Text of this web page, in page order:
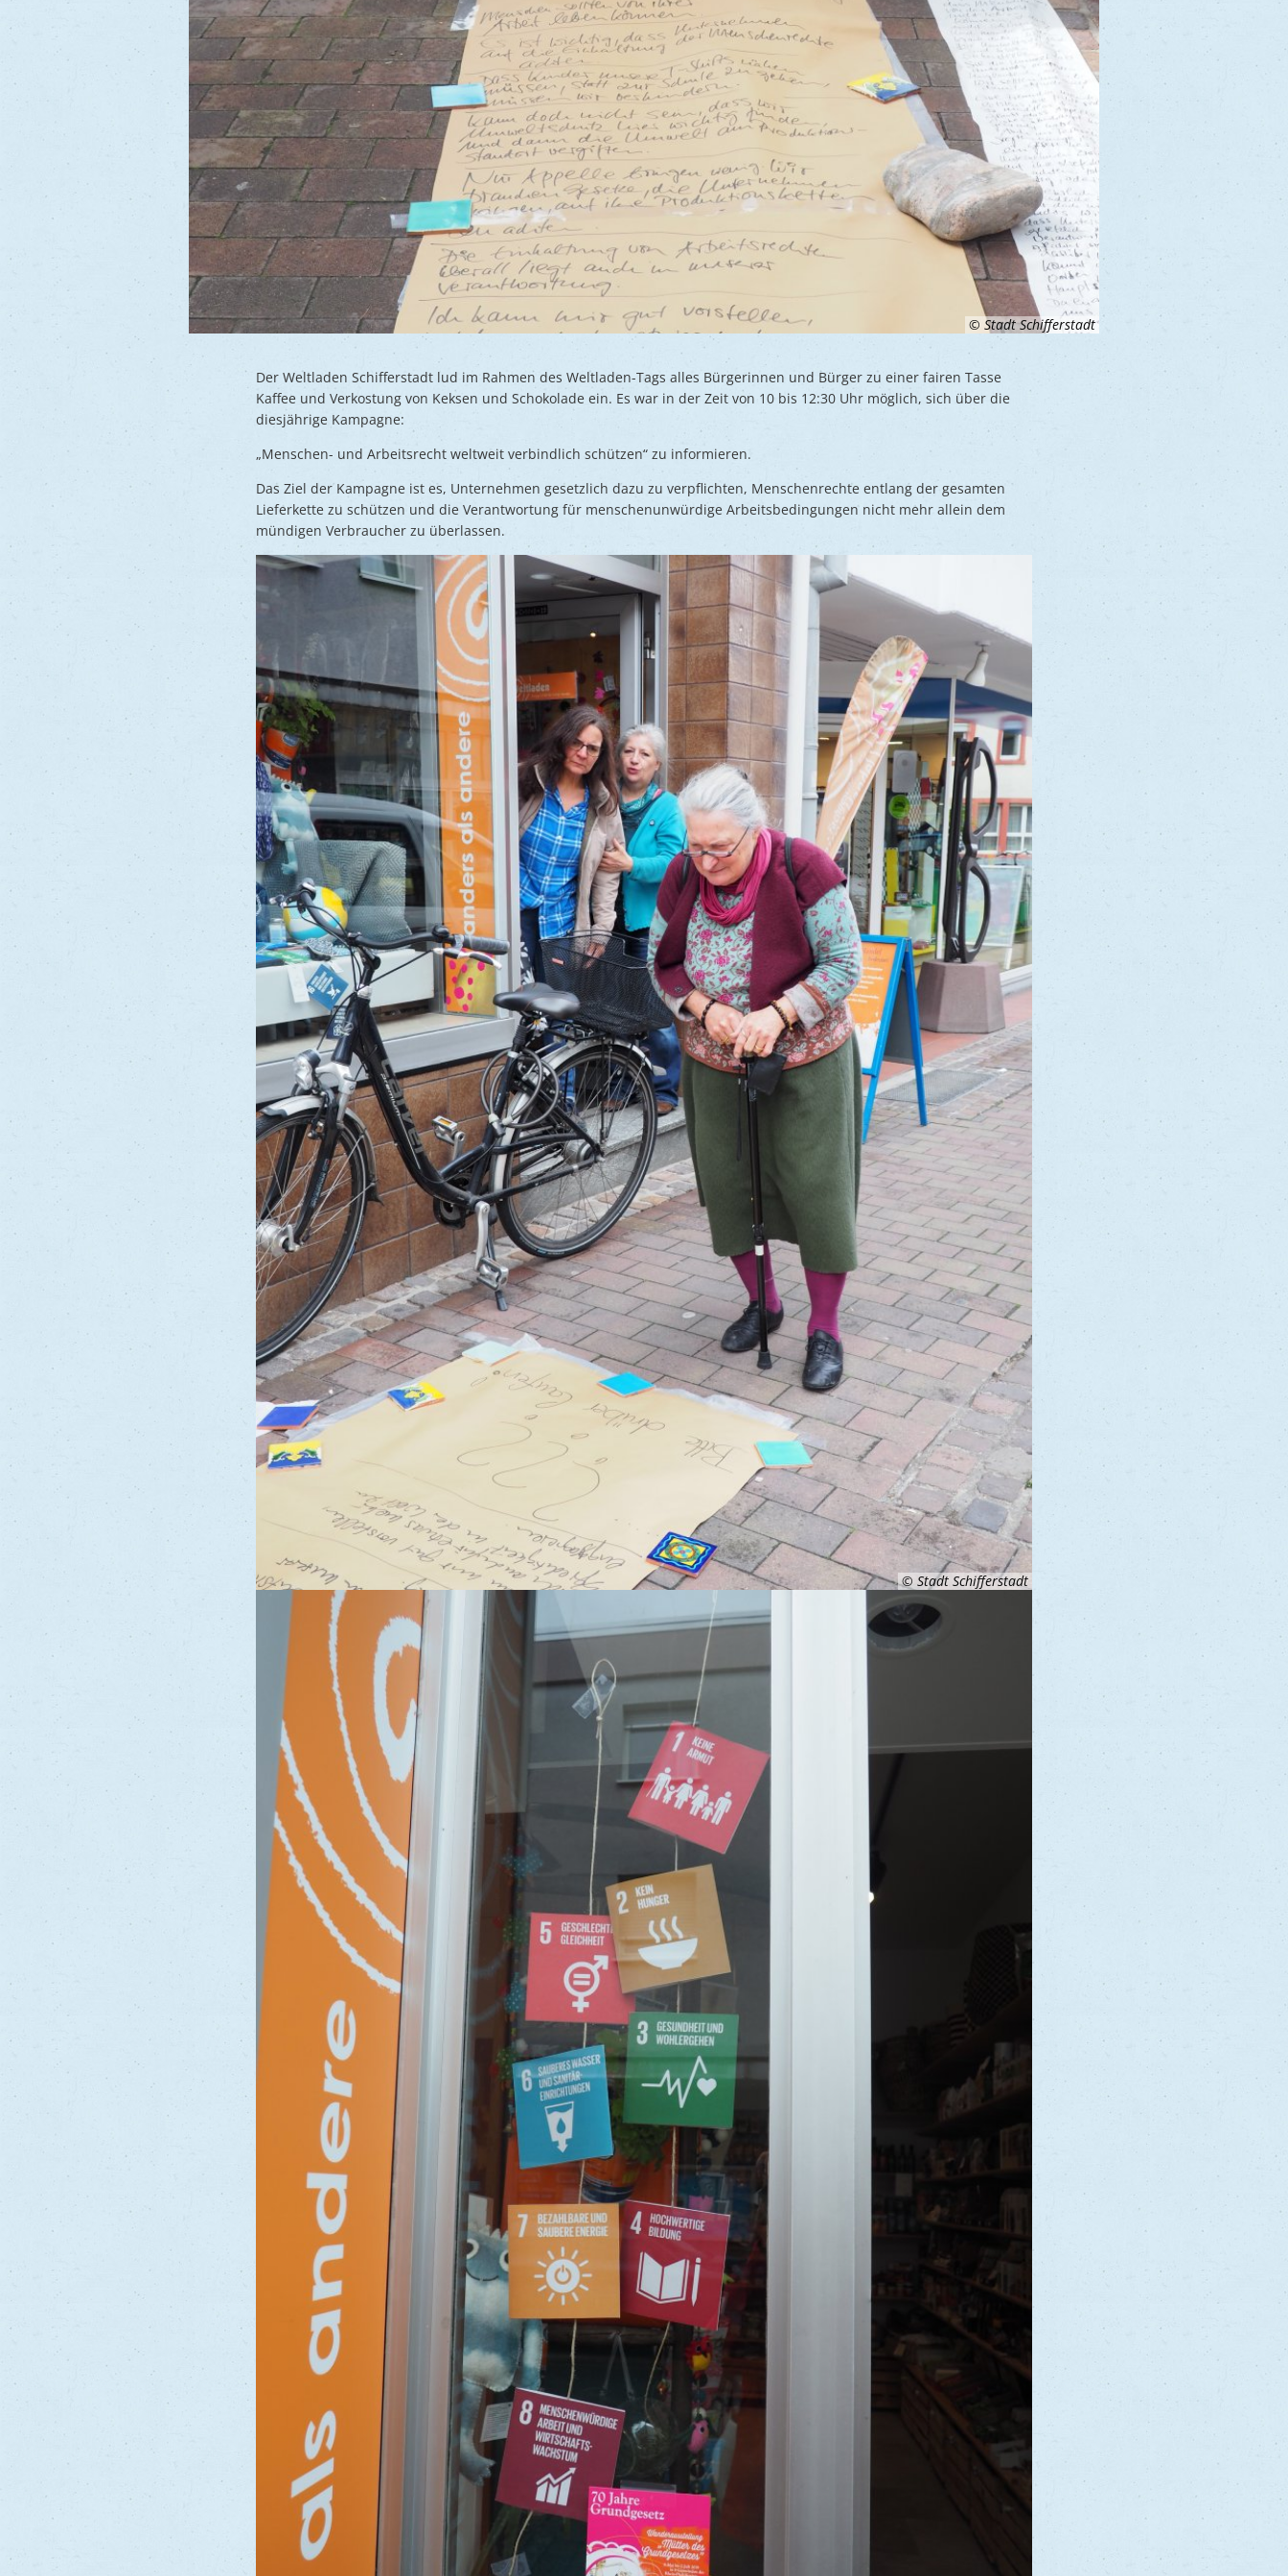
© Stadt Schifferstadt
Der Weltladen Schifferstadt lud im Rahmen des Weltladen-Tags alles Bürgerinnen und Bürger zu einer fairen Tasse
Kaffee und Verkostung von Keksen und Schokolade ein. Es war in der Zeit von 10 bis 12:30 Uhr möglich, sich über die
diesjährige Kampagne:
„Menschen- und Arbeitsrecht weltweit verbindlich schützen“ zu informieren.
Das Ziel der Kampagne ist es, Unternehmen gesetzlich dazu zu verpflichten, Menschenrechte entlang der gesamten
Lieferkette zu schützen und die Verantwortung für menschenunwürdige Arbeitsbedingungen nicht mehr allein dem
mündigen Verbraucher zu überlassen.
© Stadt Schifferstadt